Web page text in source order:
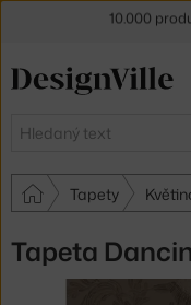
Hledat
Tapety
Tapeta
30